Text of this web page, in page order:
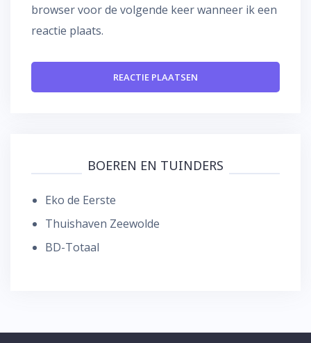
browser voor de volgende keer wanneer ik een
reactie plaats.
BOEREN EN TUINDERS
Eko de Eerste
Thuishaven Zeewolde
BD-Totaal